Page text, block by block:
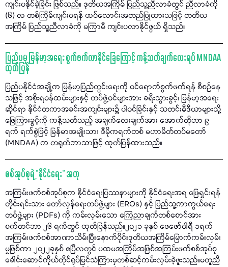
ကျင်းပနိုင်ခဲ့ခြင်း ဖြစ်သည်။ ဒုတိယအကြိမ် ပြည်သူ့ညီလာခံတွင် ညီလာခံကို
(၆) လ တစ်ကြိမ်ကျင်းပရန် ထပ်လောင်းအတည်ပြုထားသဖြင့် တတိယ
အကြိမ် ပြည်သူ့ညီလာခံကို မကြာမီ ကျင်းပလာနိုင်ဖွယ် ရှိသည်။
ပြည်ပမှ မြန်မာ့အရေး စွက်ဖက်လာနိုင်ခြေကြောင့် ကန့်သတ်ချက်လေးရပ် MNDAA
ထုတ်ပြန်
ပြည်ပနိုင်ငံအချို့က မြန်မာ့ပြည်တွင်းရေးကို ဝင်ရောက်စွက်ဖက်ရန် စီစဉ်နေ
သဖြင့် အစိုးရဝန်ထမ်းများနှင့် တပ်ဖွဲ့ဝင်များအား ခရီးသွားခွင့်၊ မြန်မာ့အရေး
ဆိုင်ရာ နိုင်ငံတကာအခင်းအကျင်းများ၌ ပါဝင်ခြင်းနှင့် သတင်းမီဒီယာများသို့
ဖြေကြားခွင့်ကို ကန့်သတ်သည့် အချက်လေးချက်အား အောက်တိုဘာ ၉
ရက် ရက်စွဲဖြင့် မြန်မာအမျိုးသား ဒီမိုကရက်တစ် မဟာမိတ်တပ်မတော်
(MNDAA) က တရုတ်ဘာသာဖြင့် ထုတ်ပြန်ထားသည်။
စစ်အုပ်စုရဲ့ “နိုင်ငံရေး” အတု
အကြမ်းဖက်စစ်အုပ်စုက နိုင်ငံရေးပြဿနာများကို နိုင်ငံရေးအရ ဖြေရှင်းရန်
တိုင်းရင်းသား တော်လှန်ရေးတပ်ဖွဲ့များ (EROs) နှင့် ပြည်သူ့ကာကွယ်ရေး
တပ်ဖွဲ့များ (PDFs) ကို ကမ်းလှမ်းသော ကြေညာချက်တစ်စောင်အား
စက်တင်ဘာ ၂၆ ရက်တွင် ထုတ်ပြန်သည်။၂၀၂၁ ခုနှစ် ဖေဖော်ဝါရီ ၁ရက်
အကြမ်းဖက်စစ်အာဏာသိမ်းပြီးနောက်ပိုင်းဒုတိယအကြိမ်မြောက်ကမ်းလှမ်း
မှုဖြစ်ကာ ၂၀၂၂ခုနှစ် ဧပြီလတွင် ပထမအကြိမ်အဖြစ်အကြမ်းဖက်စစ်အုပ်စု
ခေါင်းဆောင်ကိုယ်တိုင်ရုပ်မြင်သံကြားမှတစ်ဆင့်ကမ်းလှမ်းခဲ့ဖူးသည်။မတူညီ